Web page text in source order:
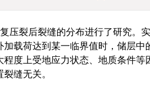
压裂后裂缝的分布进行了研究。
载荷达到某一临界值时，储层中
度上受地应力状态、地质条件等
缝无关。